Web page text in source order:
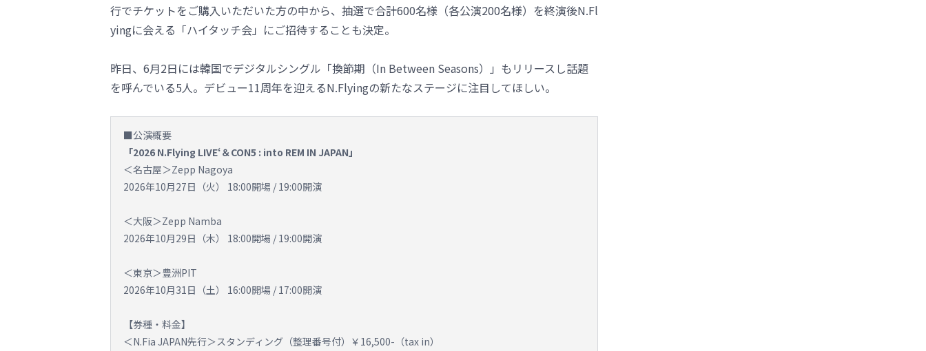
行でチケットをご購入いただいた方の中から、抽選で合計600名様（各公演200名様）を終演後N.Fl
yingに会える「ハイタッチ会」にご招待することも決定。
昨日、6月2日には韓国でデジタルシングル「換節期（In Between Seasons）」もリリースし話題
を呼んでいる5人。デビュー11周年を迎えるN.Flyingの新たなステージに注目してほしい。
■公演概要
「2026 N.Flying LIVE‘＆CON5 : into REM IN JAPAN」
＜名古屋＞Zepp Nagoya
2026年10月27日（火） 18:00開場 / 19:00開演
＜大阪＞Zepp Namba
2026年10月29日（木） 18:00開場 / 19:00開演
＜東京＞豊洲PIT
2026年10月31日（土） 16:00開場 / 17:00開演
【券種・料金】
＜N.Fia JAPAN先行＞スタンディング（整理番号付）￥16,500-（tax in）